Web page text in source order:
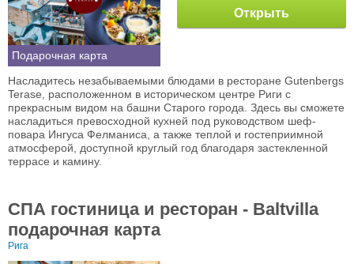
Подарочная карта
Открыть
Насладитесь незабываемыми блюдами в ресторане Gutenbergs
Terase, расположенном в историческом центре Риги с
прекрасным видом на башни Старого города. Здесь вы сможете
насладиться превосходной кухней под руководством шеф-
повара Ингуса Фелманиса, а также теплой и гостеприимной
атмосферой, доступной круглый год благодаря застекленной
террасе и камину.
СПА гостиница и ресторан - Baltvilla
подарочная карта
Рига